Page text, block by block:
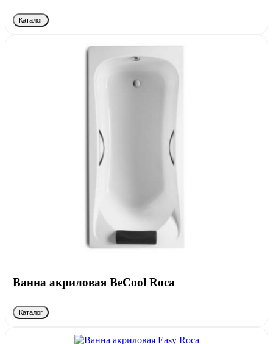
Каталог
Ванна акриловая BeCool Roca
Каталог